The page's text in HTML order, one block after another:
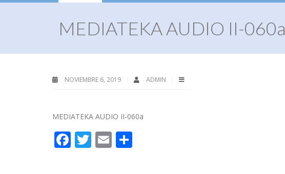
MEDIATEKA AUDIO II-060a
NOVIEMBRE 6, 2019 ADMIN
MEDIATEKA AUDIO II-060a
Facebook
Twitter
Email